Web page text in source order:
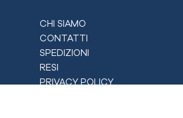
CHI SIAMO
CONTATTI
SPEDIZIONI
RESI
PRIVACY POLICY